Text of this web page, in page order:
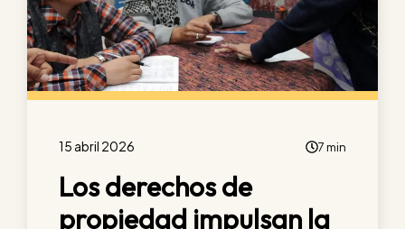
15 abril 2026 7 min
Los derechos de
propiedad impulsan la